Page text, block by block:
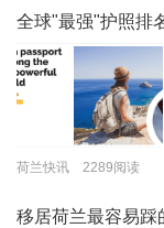
全球"最强"护照排
荷兰快讯 2289阅读
移居荷兰最容易踩